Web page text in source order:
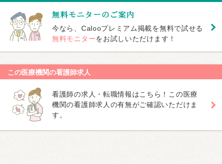
今なら、Calooプレミアム掲載を無料で試せる
無料モニターをお試しいただけます！
この医療機関の看護師求人
看護師の求人・転職情報はこちら！この医療
機関の看護師求人の有無がご確認いただけま
す。